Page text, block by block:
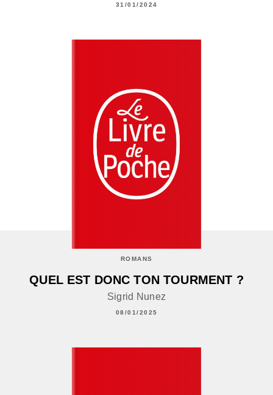
31/01/2024
ROMANS
QUEL EST DONC TON TOURMENT ?
Sigrid Nunez
08/01/2025